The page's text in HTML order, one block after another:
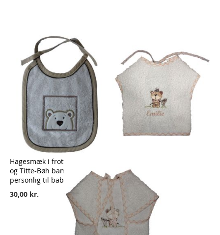
Hagesmæk i frotté med navn
og Titte-Bøh bamse –
personlig til baby
30,00 kr.